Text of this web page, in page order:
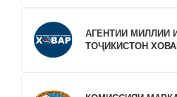
АГЕНТИИ МИЛЛИИ
ТОҶИКИСТОН